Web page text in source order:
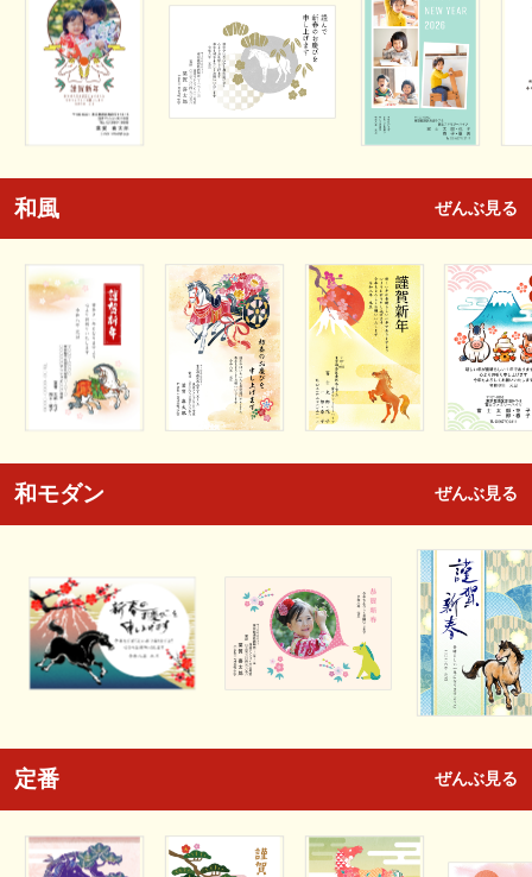
和風 ぜんぶ見る
和モダン ぜんぶ見る
定番 ぜんぶ見る